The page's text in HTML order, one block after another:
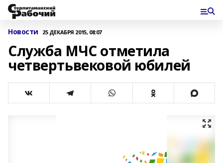
Новости 25 ДЕКАБРЯ 2015, 08:07
Служба МЧС отметила
четвертьвековой юбилей